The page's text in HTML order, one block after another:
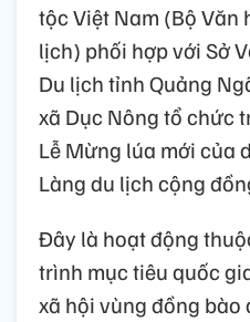
tộc Việt Nam (Bộ Văn
lịch) phối hợp với Sở
Du lịch tỉnh Quảng
xã Dục Nông tổ chức
Lễ Mừng lúa mới của
Làng du lịch cộng
Đây là hoạt động
trình mục tiêu quốc
xã hội vùng đồng bào